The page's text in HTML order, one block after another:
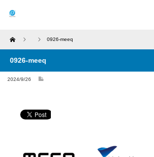
Home 0926-meeq
0926-meeq
2024/9/26